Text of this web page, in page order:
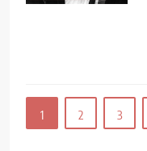
1 2 3